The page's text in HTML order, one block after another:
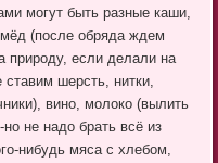
могут быть разные каши,
мёд (после обряда ждем
природу, если делали на
шерсть, нитки,
вино, молоко (вылить
не надо брать всё из
нибудь мяса с хлебом,